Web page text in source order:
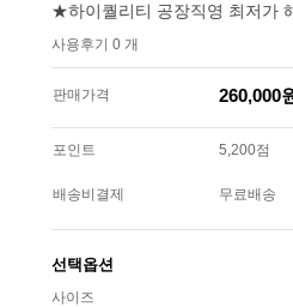
★하이퀄리티 공장직영 최저가
사용후기 0 개
판매가격 260,000
포인트 5,200점
배송비결제 무료배송
선택옵션
사이즈